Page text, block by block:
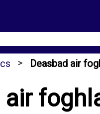
> Deasbad air
air